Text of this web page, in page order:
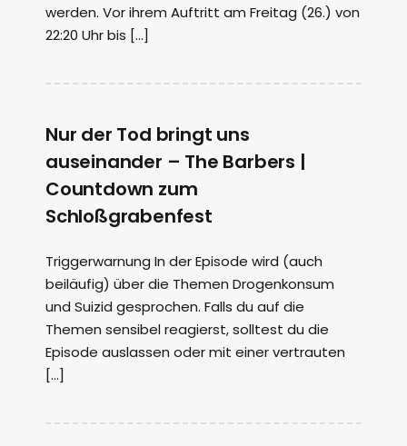
werden. Vor ihrem Auftritt am Freitag (26.) von
22:20 Uhr bis […]
Nur der Tod bringt uns
auseinander – The Barbers |
Countdown zum
Schloßgrabenfest
Triggerwarnung In der Episode wird (auch
beiläufig) über die Themen Drogenkonsum
und Suizid gesprochen. Falls du auf die
Themen sensibel reagierst, solltest du die
Episode auslassen oder mit einer vertrauten
[…]